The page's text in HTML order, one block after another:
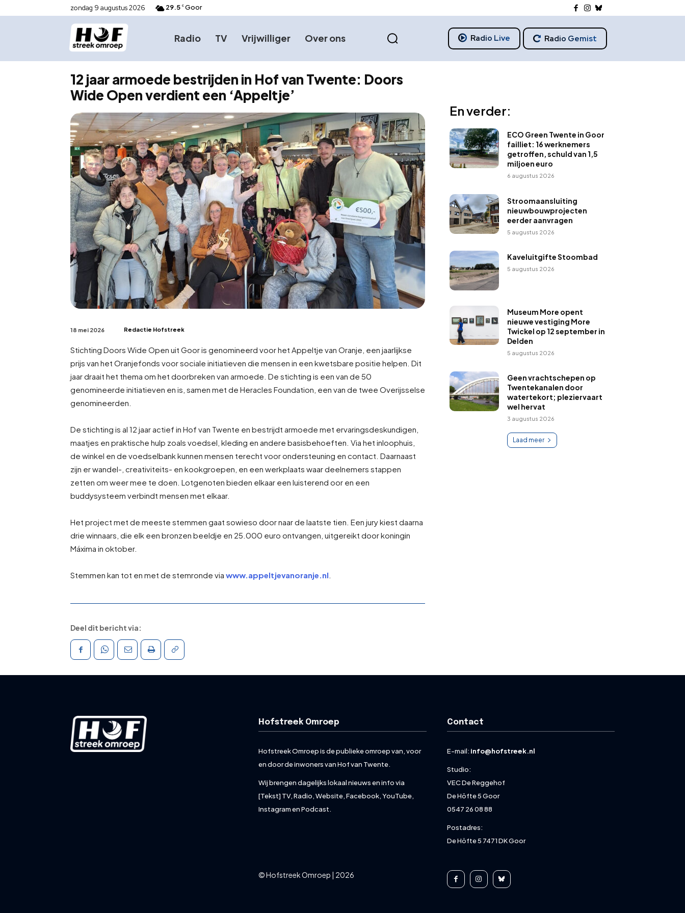
zondag 9 augustus 2026 29.5 C Goor
Radio TV Vrijwilliger Over ons Radio Live Radio Gemist
12 jaar armoede bestrijden in Hof van Twente: Doors
Wide Open verdient een ‘Appeltje’
18 mei 2026 Redactie Hofstreek
Stichting Doors Wide Open uit Goor is genomineerd voor het Appeltje van Oranje, een jaarlijkse
prijs van het Oranjefonds voor sociale initiatieven die mensen in een kwetsbare positie helpen. Dit
jaar draait het thema om het doorbreken van armoede. De stichting is een van de 50
genomineerde initiatieven en is, samen met de Heracles Foundation, een van de twee Overijsselse
genomineerden.
De stichting is al 12 jaar actief in Hof van Twente en bestrijdt armoede met ervaringsdeskundigen,
maatjes en praktische hulp zoals voedsel, kleding en andere basisbehoeften. Via het inloophuis,
de winkel en de voedselbank kunnen mensen terecht voor ondersteuning en contact. Daarnaast
zijn er wandel-, creativiteits- en kookgroepen, en een werkplaats waar deelnemers stappen
zetten om weer mee te doen. Lotgenoten bieden elkaar een luisterend oor en een
buddysysteem verbindt mensen met elkaar.
Het project met de meeste stemmen gaat sowieso door naar de laatste tien. Een jury kiest daarna
drie winnaars, die elk een bronzen beeldje en 25.000 euro ontvangen, uitgereikt door koningin
Máxima in oktober.
Stemmen kan tot en met de stemronde via www.appeltjevanoranje.nl
En verder:
ECO Green Twente in Goor
failliet: 16 werknemers
getroffen, schuld van 1,5
miljoen euro
6 augustus 2026
Stroomaansluiting
nieuwbouwprojecten
eerder aanvragen
5 augustus 2026
Kaveluitgifte Stoombad
5 augustus 2026
Museum More opent
nieuwe vestiging More
Twickel op 12 september in
Delden
5 augustus 2026
Geen vrachtschepen op
Twentekanalen door
watertekort; pleziervaart
wel hervat
3 augustus 2026
Laad meer
Deel dit bericht via:
Hofstreek Omroep
Hofstreek Omroep is de publieke omroep van, voor
en door de inwoners van Hof van Twente.
Wij brengen dagelijks lokaal nieuws en info via
[Tekst] TV, Radio, Website, Facebook, YouTube,
Instagram en Podcast.
Contact
E-mail: info@hofstreek.nl
Studio:
VEC De Reggehof
De Höfte 5 Goor
0547 26 08 88
Postadres:
De Höfte 5 7471 DK Goor
© Hofstreek Omroep | 2026